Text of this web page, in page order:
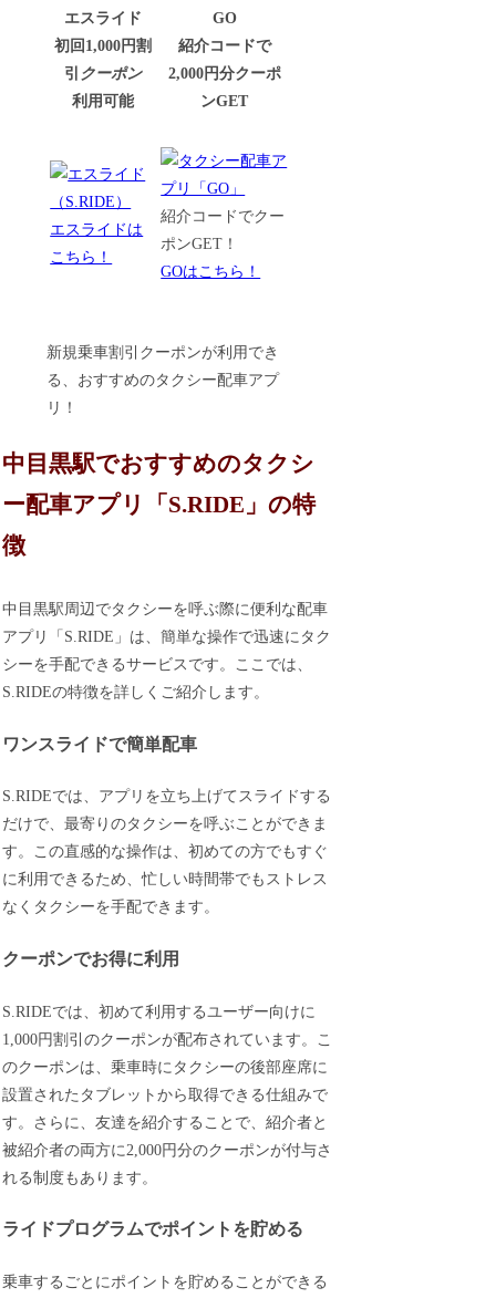
エスライド
初回1,000円割
引 クーポン
利用可能
GO
紹介コードで
2,000円分クーポ
ンGET
エスライドは
こちら！
紹介コードでクー
ポンGET！
GOはこちら！
新規乗車割引クーポンが利用でき
る、おすすめのタクシー配車アプ
リ！
中目黒駅でおすすめのタクシ
ー配車アプリ「S.RIDE」の特
徴
中目黒駅周辺でタクシーを呼ぶ際に便利な配車
アプリ「S.RIDE」は、簡単な操作で迅速にタク
シーを手配できるサービスです。ここでは、
S.RIDEの特徴を詳しくご紹介します。
ワンスライドで簡単配車
S.RIDEでは、アプリを立ち上げてスライドする
だけで、最寄りのタクシーを呼ぶことができま
す。この直感的な操作は、初めての方でもすぐ
に利用できるため、忙しい時間帯でもストレス
なくタクシーを手配できます。
クーポンでお得に利用
S.RIDEでは、初めて利用するユーザー向けに
1,000円割引のクーポンが配布されています。こ
のクーポンは、乗車時にタクシーの後部座席に
設置されたタブレットから取得できる仕組みで
す。さらに、友達を紹介することで、紹介者と
被紹介者の両方に2,000円分のクーポンが付与さ
れる制度もあります。
ライドプログラムでポイントを貯める
乗車するごとにポイントを貯めることができる